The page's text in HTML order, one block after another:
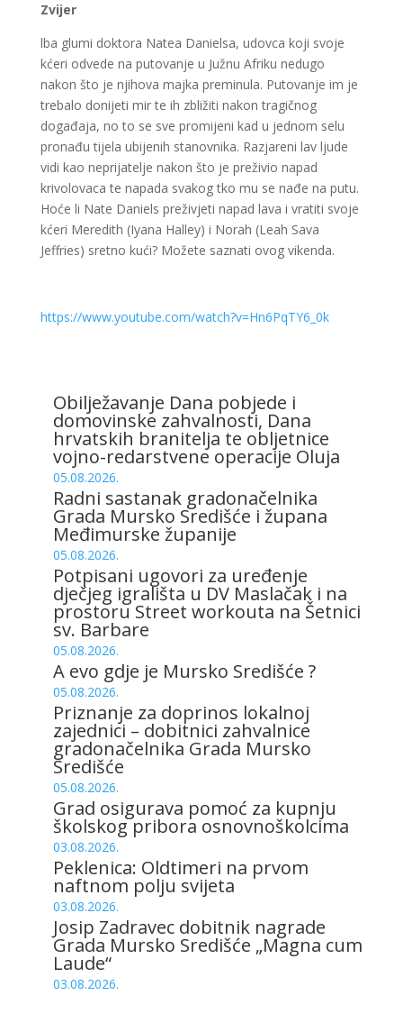
Zvijer
lba glumi doktora Natea Danielsa, udovca koji svoje
kćeri odvede na putovanje u Južnu Afriku nedugo
nakon što je njihova majka preminula. Putovanje im je
trebalo donijeti mir te ih zbližiti nakon tragičnog
događaja, no to se sve promijeni kad u jednom selu
pronađu tijela ubijenih stanovnika. Razjareni lav ljude
vidi kao neprijatelje nakon što je preživio napad
krivolovaca te napada svakog tko mu se nađe na putu.
Hoće li Nate Daniels preživjeti napad lava i vratiti svoje
kćeri Meredith (Iyana Halley) i Norah (Leah Sava
Jeffries) sretno kući? Možete saznati ovog vikenda.
https://www.youtube.com/watch?v=Hn6PqTY6_0k
Obilježavanje Dana pobjede i
domovinske zahvalnosti, Dana
hrvatskih branitelja te obljetnice
vojno-redarstvene operacije Oluja
05.08.2026.
Radni sastanak gradonačelnika
Grada Mursko Središće i župana
Međimurske županije
05.08.2026.
Potpisani ugovori za uređenje
dječjeg igrališta u DV Maslačak i na
prostoru Street workouta na Šetnici
sv. Barbare
05.08.2026.
A evo gdje je Mursko Središće ?
05.08.2026.
Priznanje za doprinos lokalnoj
zajednici – dobitnici zahvalnice
gradonačelnika Grada Mursko
Središće
05.08.2026.
Grad osigurava pomoć za kupnju
školskog pribora osnovnoškolcima
03.08.2026.
Peklenica: Oldtimeri na prvom
naftnom polju svijeta
03.08.2026.
Josip Zadravec dobitnik nagrade
Grada Mursko Središće „Magna cum
Laude“
03.08.2026.